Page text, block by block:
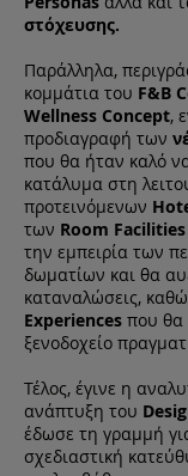
στόχευσης.
Παράλληλα,
κομμάτια του F&B
Wellness Concept,
προδιαγραφή των
που θα ήταν καλό
κατάλυμα στη
προτεινόμενων
των Room Facilities
την εμπειρία των
δωματίων και θα
καταναλώσεις,
Experiences που θα
ξενοδοχείο
Τέλος, έγινε η
ανάπτυξη του
έδωσε τη γραμμή
σχεδιαστική